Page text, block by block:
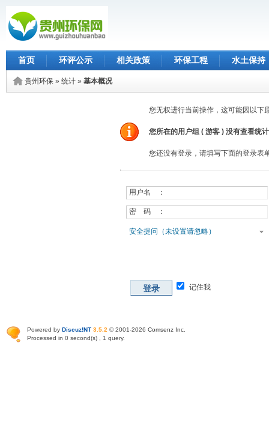
首页 环评公示 相关政策 环保工程 水土保持
贵州环保 » 统计 » 基本概况
您无权进行当前操作，这可能因以下
您所在的用户组 ( 游客 ) 没有查看统
您还没有登录，请填写下面的登录表
用户名 ：
密 码 ：
安全提问（未设置请忽略）
登录 记住我
Powered by Discuz!NT 3.5.2 © 2001-2026 Comsenz Inc
Processed in 0 second(s) , 1 query.